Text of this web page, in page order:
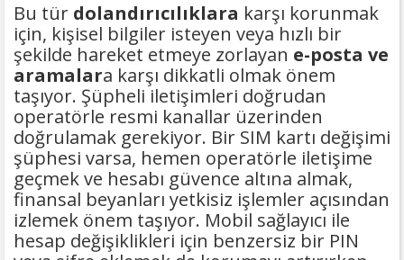
Bu tür dolandırıcılıklara karşı korunmak
için, kişisel bilgiler isteyen veya hızlı bir
şekilde hareket etmeye zorlayan e-posta ve
aramalara karşı dikkatli olmak önem
taşıyor. Şüpheli iletişimleri doğrudan
operatörle resmi kanallar üzerinden
doğrulamak gerekiyor. Bir SIM kartı değişimi
şüphesi varsa, hemen operatörle iletişime
geçmek ve hesabı güvence altına almak,
finansal beyanları yetkisiz işlemler açısından
izlemek önem taşıyor. Mobil sağlayıcı ile
hesap değişiklikleri için benzersiz bir PIN